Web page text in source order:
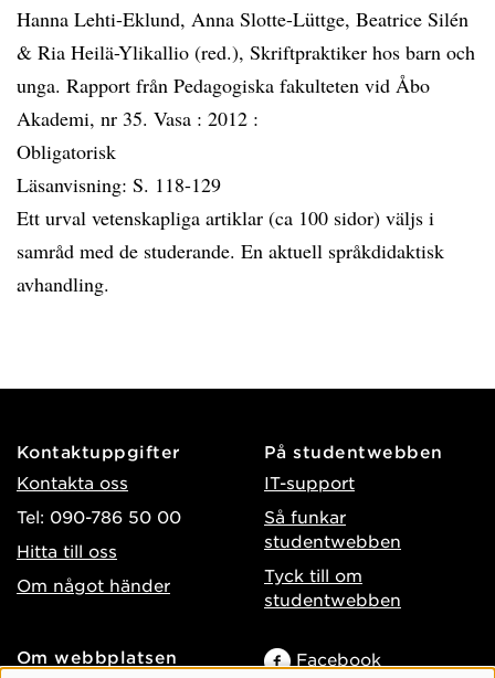
Hanna Lehti-Eklund, Anna Slotte-Lüttge, Beatrice Silén
& Ria Heilä-Ylikallio (red.), Skriftpraktiker hos barn och
unga. Rapport från Pedagogiska fakulteten vid Åbo
Akademi, nr 35. Vasa : 2012 :
Obligatorisk
Läsanvisning: S. 118-129
Ett urval vetenskapliga artiklar (ca 100 sidor) väljs i
samråd med de studerande. En aktuell språkdidaktisk
avhandling.
Kontaktuppgifter
Kontakta oss
Tel: 090-786 50 00
Hitta till oss
Om något händer
På studentwebben
IT-support
Så funkar
studentwebben
Tyck till om
studentwebben
Om webbplatsen
Facebook